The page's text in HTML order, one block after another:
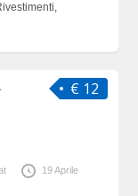
€ 12
19 Aprile